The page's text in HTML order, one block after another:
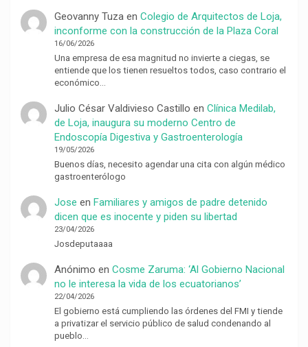
Geovanny Tuzaen Colegio de Arquitectos de Loja,
inconforme con la construcción de la Plaza Coral
16/06/2026
Una empresa de esa magnitud no invierte a ciegas, se
entiende que los tienen resueltos todos, caso contrario el
económico…
Julio César Valdivieso Castillo en Clínica Medilab,
de Loja, inaugura su moderno Centro de
Endoscopía Digestiva y Gastroenterología
19/05/2026
Buenos días, necesito agendar una cita con algún médico
gastroenterólogo
Jose en Familiares y amigos de padre detenido
dicen que es inocente y piden su libertad
23/04/2026
Josdeputaaaa
Anónimo en Cosme Zaruma: ‘Al Gobierno Nacional
no le interesa la vida de los ecuatorianos’
22/04/2026
El gobierno está cumpliendo las órdenes del FMI y tiende
a privatizar el servicio público de salud condenando al
pueblo…